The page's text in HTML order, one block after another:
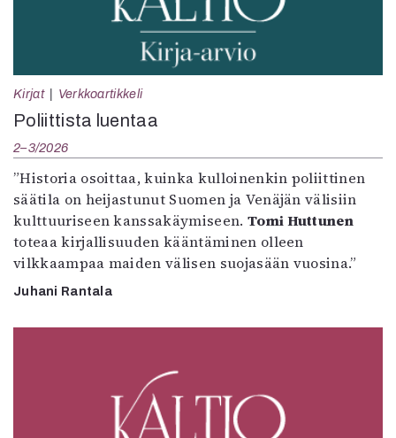
Kirjat Verkkoartikkeli
Poliittista luentaa
2–3/2026
”Historia osoittaa, kuinka kulloinenkin poliittinen
säätila on heijastunut Suomen ja Venäjän välisiin
kulttuuriseen kanssakäymiseen. Tomi Huttunen
toteaa kirjallisuuden kääntäminen olleen
vilkkaampaa maiden välisen suojasään vuosina.”
Juhani Rantala